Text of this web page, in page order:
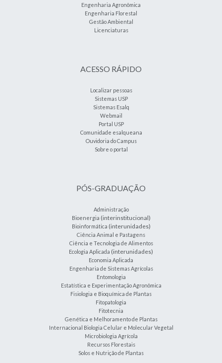
Engenharia Agronômica
Engenharia Florestal
Gestão Ambiental
Licenciaturas
ACESSO RÁPIDO
Localizar pessoas
Sistemas USP
Sistemas Esalq
Webmail
Portal USP
Comunidade esalqueana
Ouvidoria do Campus
Sobre o portal
PÓS-GRADUAÇÃO
Administração
Bioenergia (interinstitucional)
Bioinformática (interunidades)
Ciência Animal e Pastagens
Ciência e Tecnologia de Alimentos
Ecologia Aplicada (interunidades)
Economia Aplicada
Engenharia de Sistemas Agrícolas
Entomologia
Estatística e Experimentação Agronômica
Fisiologia e Bioquímica de Plantas
Fitopatologia
Fitotecnia
Genética e Melhoramento de Plantas
Internacional Biologia Celular e Molecular Vegetal
Microbiologia Agrícola
Recursos Florestais
Solos e Nutrição de Plantas